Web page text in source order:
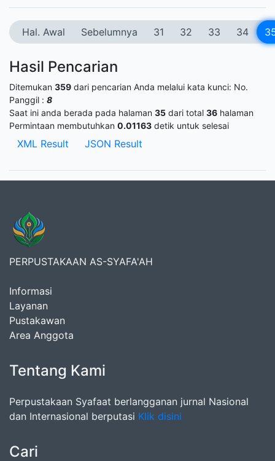
Hal. Awal Sebelumnya 31 32 33 34
Hasil Pencarian
Ditemukan 359 dari pencarian Anda melalui kata kunci: No.
Panggil : 8
Saat ini anda berada pada halaman 35 dari total 36 halaman
Permintaan membutuhkan 0.01163 detik untuk selesai
XML Result JSON Result
PERPUSTAKAAN AS-SYAFA'AH
Informasi
Layanan
Pustakawan
Area Anggota
Tentang Kami
Perpustakaan Syafaat berlangganan jurnal Nasional
dan Internasional berputasi Klik disini
Cari